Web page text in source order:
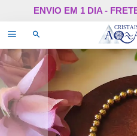
ENVIO EM 1 DIA -
Alternar
navegação